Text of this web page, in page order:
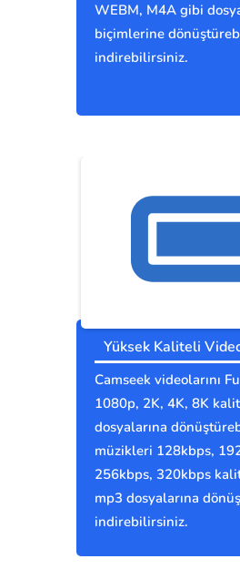
WEBM, M4A gibi
biçimlerine
indirebilirsiniz.
Yüksek Kaliteli
Camseek videolarını
1080p, 2K, 4K, 8K
dosyalarına
müzikleri 128kbps,
256kbps, 320kbps
mp3 dosyalarına
indirebilirsiniz.